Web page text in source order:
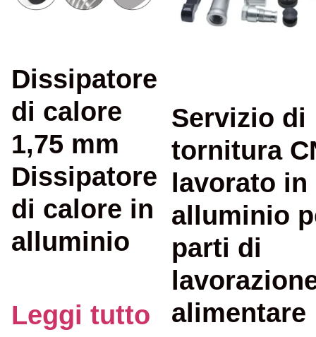
Dissipatore
di calore
1,75 mm
Dissipatore
di calore in
alluminio
Leggi tutto
Servizio di
tornitura
lavorato in
alluminio
parti di
alimentare